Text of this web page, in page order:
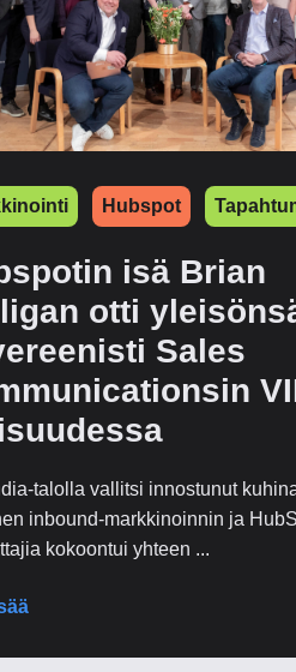
Hubspot
isä Brian
otti
Sales
talolla vallitsi innostunut
inbound-markkinoinnin ja
kokoontui yhteen ...